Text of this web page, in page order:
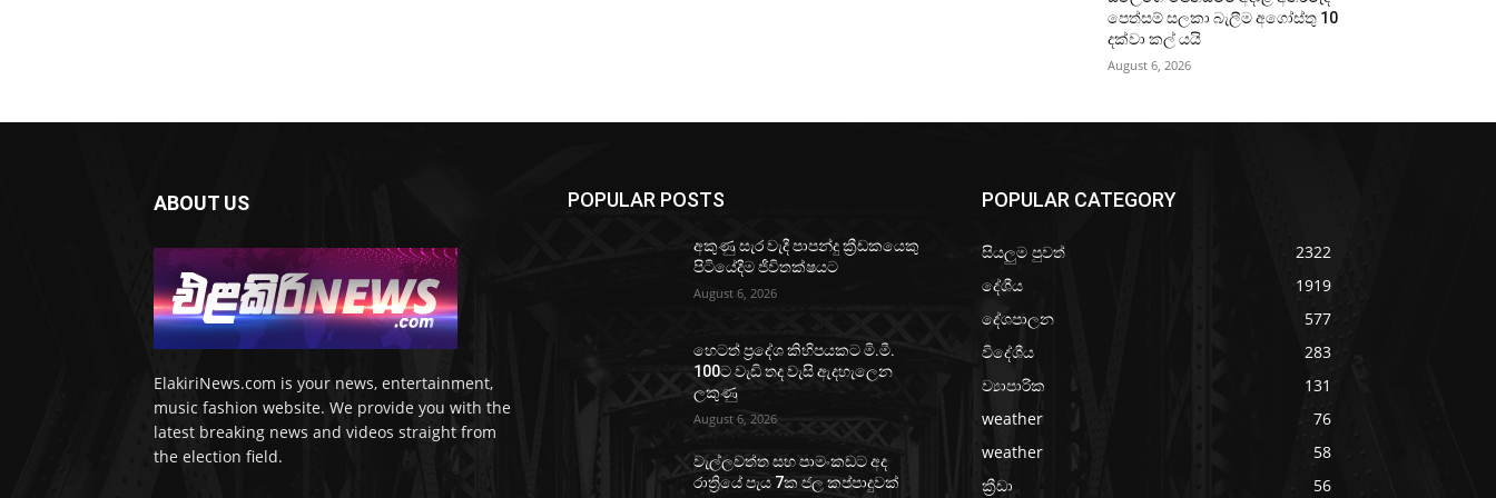
පෙත්සම් සලකා බැලීම අගෝස්තු 10
දක්වා කල් යයි
August 6, 2026
ABOUT US
ElakiriNews.com is your news, entertainment,
music fashion website. We provide you with the
latest breaking news and videos straight from
the election field.
POPULAR POSTS
අකුණු සැර වැදී පාපන්දු ක්‍රීඩකයෙකු
පිටියේදීම ජීවිතක්ෂයට
August 6, 2026
හෙටත් ප්‍රදේශ කිහිපයකට මි.මී.
100ට වැඩි තද වැසි ඇදහැලෙන
ලකුණු
August 6, 2026
වැල්ලවත්ත සහ පාමංකඩට අද
රාත්‍රියේ පැය 7ක ජල කප්පාදුවක්
POPULAR CATEGORY
සියලුම පුවත්
2322
දේශීය
1919
දේශපාලන
577
විදේශීය
283
ව්‍යාපාරික
131
weather
76
weather
58
ක්‍රීඩා
56